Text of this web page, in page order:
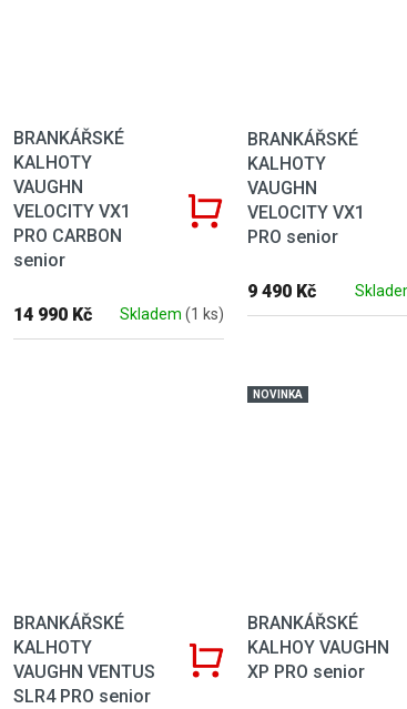
BRANKÁŘSKÉ
KALHOTY
VAUGHN
VELOCITY VX1
PRO CARBON
senior
Skladem (1 ks)
14 990 Kč
BRANKÁŘSKÉ
KALHOTY
VAUGHN
VELOCITY VX1
PRO senior
9 490 Kč
BRANKÁŘSKÉ
KALHOTY
VAUGHN VENTUS
SLR4 PRO senior
NOVINKA
BRANKÁŘSKÉ
KALHOY VAUGHN
XP PRO senior